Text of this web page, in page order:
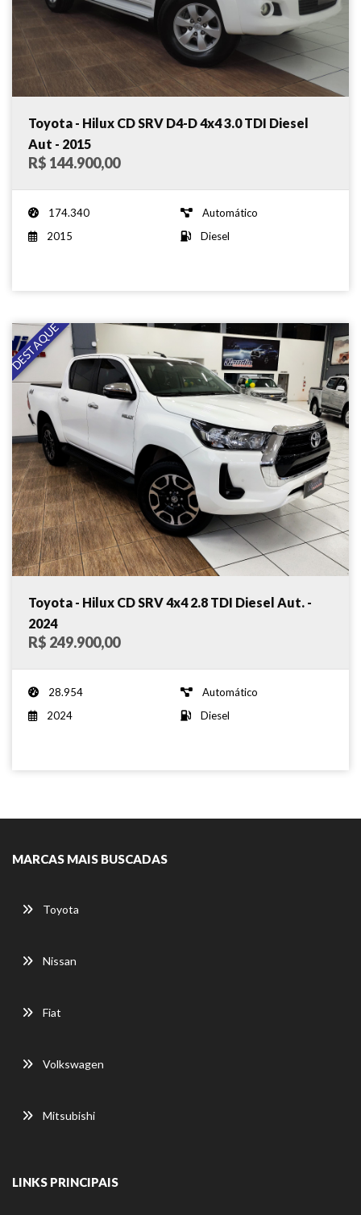
Toyota - Hilux CD SRV D4-D 4x4 3.0 TDI Diesel
Aut - 2015
R$ 144.900,00
174.340
Automático
2015
Diesel
DESTAQUE
Toyota - Hilux CD SRV 4x4 2.8 TDI Diesel Aut. -
2024
R$ 249.900,00
28.954
Automático
2024
Diesel
MARCAS MAIS BUSCADAS
Toyota
Nissan
Fiat
Volkswagen
Mitsubishi
LINKS PRINCIPAIS